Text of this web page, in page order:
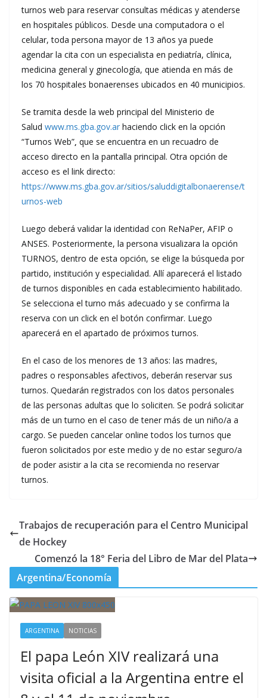
turnos web para reservar consultas médicas y atenderse
en hospitales públicos. Desde una computadora o el
celular, toda persona mayor de 13 años ya puede
agendar la cita con un especialista en pediatría, clínica,
medicina general y ginecología, que atienda en más de
los 70 hospitales bonaerenses ubicados en 40 municipios.
Se tramita desde la web principal del Ministerio de
Salud www.ms.gba.gov.ar haciendo click en la opción
“Turnos Web”, que se encuentra en un recuadro de
acceso directo en la pantalla principal. Otra opción de
acceso es el link directo:
https://www.ms.gba.gov.ar/sitios/saluddigitalbonaerense/t
urnos-web
Luego deberá validar la identidad con ReNaPer, AFIP o
ANSES. Posteriormente, la persona visualizara la opción
TURNOS, dentro de esta opción, se elige la búsqueda por
partido, institución y especialidad. Allí aparecerá el listado
de turnos disponibles en cada establecimiento habilitado.
Se selecciona el turno más adecuado y se confirma la
reserva con un click en el botón confirmar. Luego
aparecerá en el apartado de próximos turnos.
En el caso de los menores de 13 años: las madres,
padres o responsables afectivos, deberán reservar sus
turnos. Quedarán registrados con los datos personales
de las personas adultas que lo soliciten. Se podrá solicitar
más de un turno en el caso de tener más de un niño/a a
cargo. Se pueden cancelar online todos los turnos que
fueron solicitados por este medio y de no estar seguro/a
de poder asistir a la cita se recomienda no reservar
turnos.
Trabajos de recuperación para el Centro Municipal
de Hockey
Comenzó la 18° Feria del Libro de Mar del Plata
Argentina/Economía
ARGENTINA NOTICIAS
El papa León XIV realizará una
visita oficial a la Argentina entre el